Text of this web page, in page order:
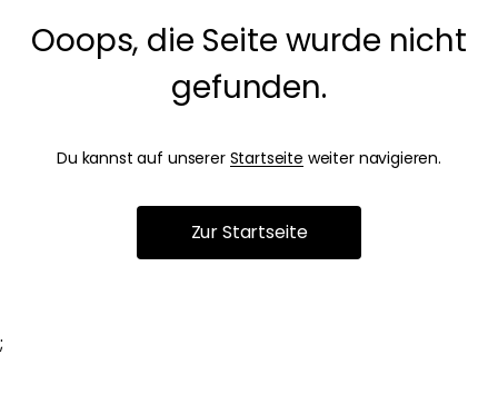
Ooops, die Seite wurde nicht
gefunden.
Du kannst auf unserer Startseite weiter navigieren.
Zur Startseite
;